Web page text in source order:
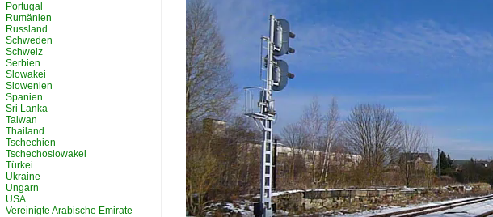
Portugal
Rumänien
Russland
Schweden
Schweiz
Serbien
Slowakei
Slowenien
Spanien
Sri Lanka
Taiwan
Thailand
Tschechien
Tschechoslowakei
Türkei
Ukraine
Ungarn
USA
Vereinigte Arabische Emirate